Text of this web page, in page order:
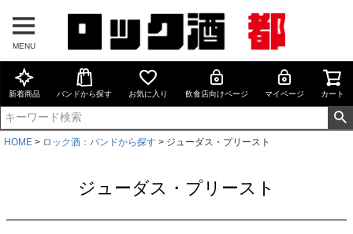
MENU
新着商品 バンドから探す お気に入り 飲食店向けページ マイページ カート
HOME ロック酒：バンドから探す ジューダス・プリースト
ジューダス・プリースト